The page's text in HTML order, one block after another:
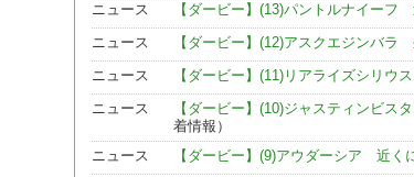
ニュース 【ダービー】(13)パントルナイーフ
ニュース 【ダービー】(12)アスクエジンバラ
ニュース 【ダービー】(11)リアライズシリウ
ニュース 【ダービー】(10)ジャスティンビス
着情報）
ニュース 【ダービー】(9)アウダーシア 近く